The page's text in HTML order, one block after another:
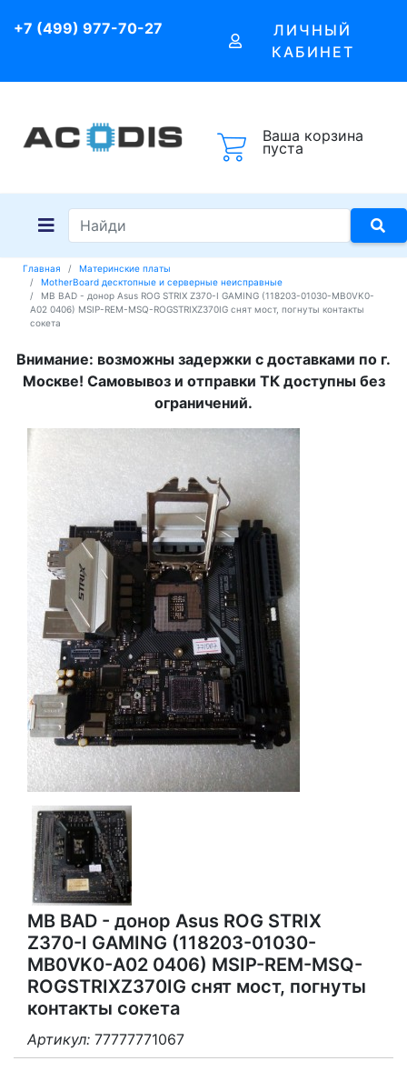
+7 (499) 977-70-27
ЛИЧНЫЙ
КАБИНЕТ
Ваша корзина
пуста
Главная
Материнские платы
MotherBoard десктопные и серверные неисправные
MB BAD - донор Asus ROG STRIX Z370-I GAMING (118203-01030-MB0VK0-
A02 0406) MSIP-REM-MSQ-ROGSTRIXZ370IG снят мост, погнуты контакты
сокета
Внимание: возможны задержки с доставками по г.
Москве! Самовывоз и отправки ТК доступны без
ограничений.
MB BAD - донор Asus ROG STRIX
Z370-I GAMING (118203-01030-
MB0VK0-A02 0406) MSIP-REM-MSQ-
ROGSTRIXZ370IG снят мост, погнуты
контакты сокета
Артикул: 77777771067
3